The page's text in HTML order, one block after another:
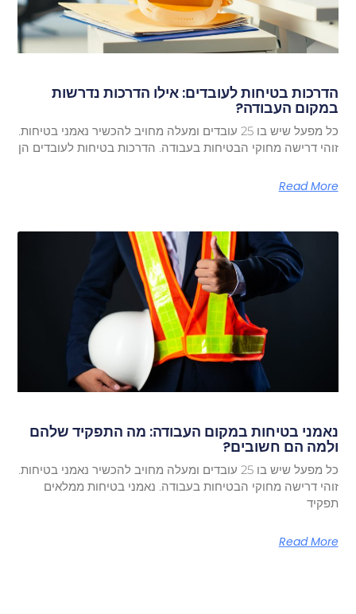
הדרכות בטיחות לעובדים: אילו הדרכות נדרשות
במקום העבודה?
כל מפעל שיש בו 25 עובדים ומעלה מחויב להכשיר נאמני בטיחות.
זוהי דרישה מחוקי הבטיחות בעבודה. הדרכות בטיחות לעובדים הן
Read More
נאמני בטיחות במקום העבודה: מה התפקיד שלהם
ולמה הם חשובים?
כל מפעל שיש בו 25 עובדים ומעלה מחויב להכשיר נאמני בטיחות.
זוהי דרישה מחוקי הבטיחות בעבודה. נאמני בטיחות ממלאים
תפקיד
Read More